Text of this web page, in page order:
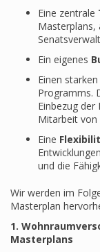
Eine zentrale
Masterplans,
Ein eigenes
Einen starken
Programms.
Einbezug
Mitarbeit
Eine
und die
Wir werden im
Masterplan
1.
Masterplans